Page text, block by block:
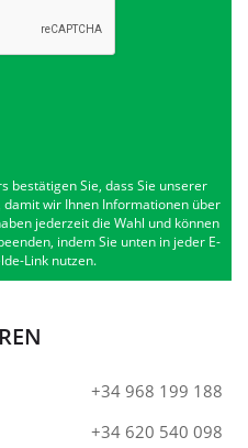
bestätigen Sie, dass Sie unserer
damit wir Ihnen Informationen über
jederzeit die Wahl und können
indem Sie unten in jeder E-
Link nutzen.
+34 968 199 188
+34 620 540 098